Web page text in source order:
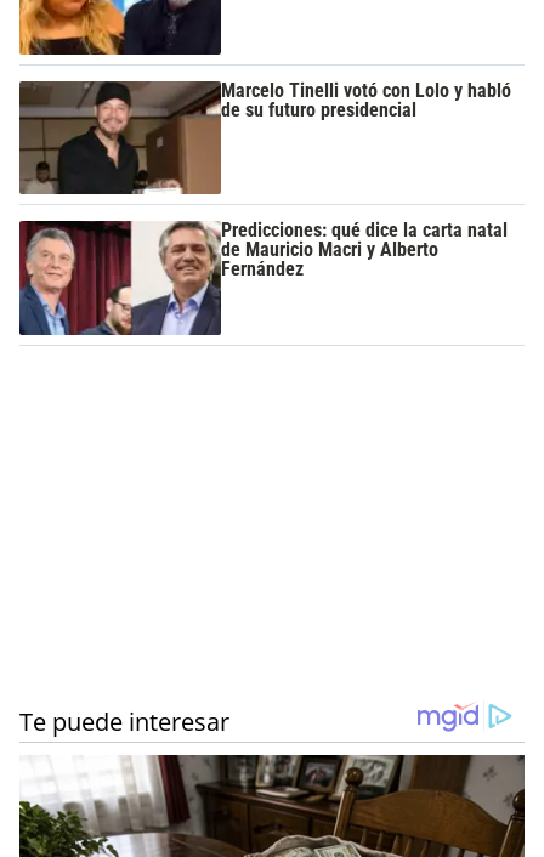
Marcelo Tinelli votó con Lolo y habló
de su futuro presidencial
Predicciones: qué dice la carta natal
de Mauricio Macri y Alberto
Fernández